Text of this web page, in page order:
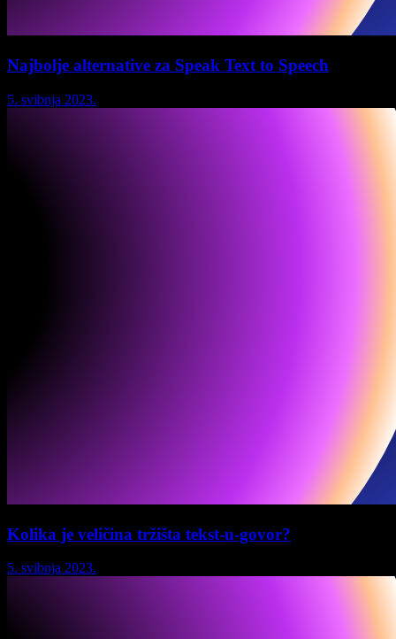
Najbolje alternative za Speak Text to Speech
5. svibnja 2023.
Kolika je veličina tržišta tekst-u-govor?
5. svibnja 2023.